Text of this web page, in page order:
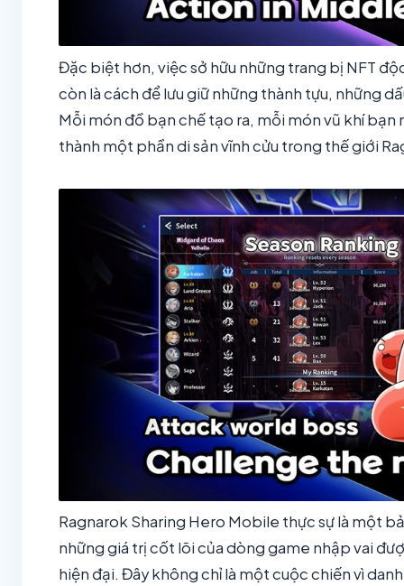
Đặc biệt hơn, việc sở hữu những trang bị NFT
còn là cách để lưu giữ những thành tựu, những
Mỗi món đồ bạn chế tạo ra, mỗi món vũ khí
thành một phần di sản vĩnh cửu trong thế giới
Ragnarok Sharing Hero Mobile thực sự là một
những giá trị cốt lõi của dòng game nhập vai
hiện đại. Đây không chỉ là một cuộc chiến vì